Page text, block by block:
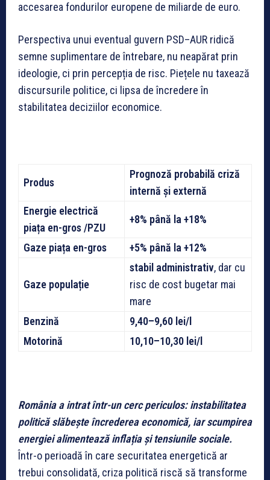
accesarea fondurilor europene de miliarde de euro.
Perspectiva unui eventual guvern PSD–AUR ridică
semne suplimentare de întrebare, nu neapărat prin
ideologie, ci prin percepția de risc. Piețele nu taxează
discursurile politice, ci lipsa de încredere în
stabilitatea deciziilor economice.
Produs
Prognoză probabilă criză
internă și externă
Energie electrică
piața en-gros /PZU
+8% până la +18%
Gaze piața en-gros +5% până la +12%
Gaze populație
stabil administrativ, dar cu
risc de cost bugetar mai
mare
Benzină
9,40–9,60 lei/l
Motorină
10,10–10,30 lei/l
România a intrat într-un cerc periculos: instabilitatea
politică slăbește încrederea economică, iar scumpirea
energiei alimentează inflația și tensiunile sociale.
Într-o perioadă în care securitatea energetică ar
trebui consolidată, criza politică riscă să transforme